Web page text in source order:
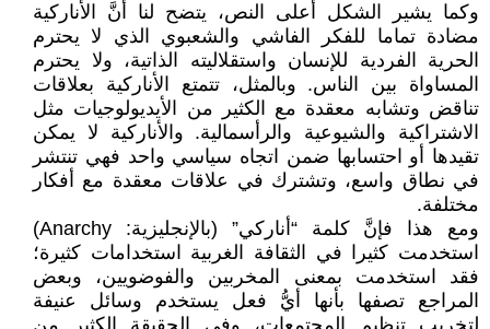
وكما يشير الشكل أعلى النص، يتضح لنا أنَّ الأناركية
مضادة تماما للفكر الفاشي والشعبوي الذي لا يحترم
الحرية الفردية للإنسان واستقلاليته الذاتية، ولا يحترم
المساواة بين الناس. وبالمثل، تتمتع الأناركية بعلاقات
تناقض وتشابه معقدة مع الكثير من الأيديولوجيات مثل
الاشتراكية والشيوعية والرأسمالية. والأناركية لا يمكن
تقيدها أو احتسابها ضمن اتجاه سياسي واحد فهي تنتشر
في نطاق واسع، وتشترك في علاقات معقدة مع أفكار
مختلفة.
ومع هذا فإنَّ كلمة “أناركي” (بالإنجليزية: Anarchy‏)
استخدمت كثيرا في الثقافة الغربية استخدامات كثيرة؛
فقد استخدمت بمعنى المخربين والفوضويين، وبعض
المراجع تصفها بأنها أيُّ فعل يستخدم وسائل عنيفة